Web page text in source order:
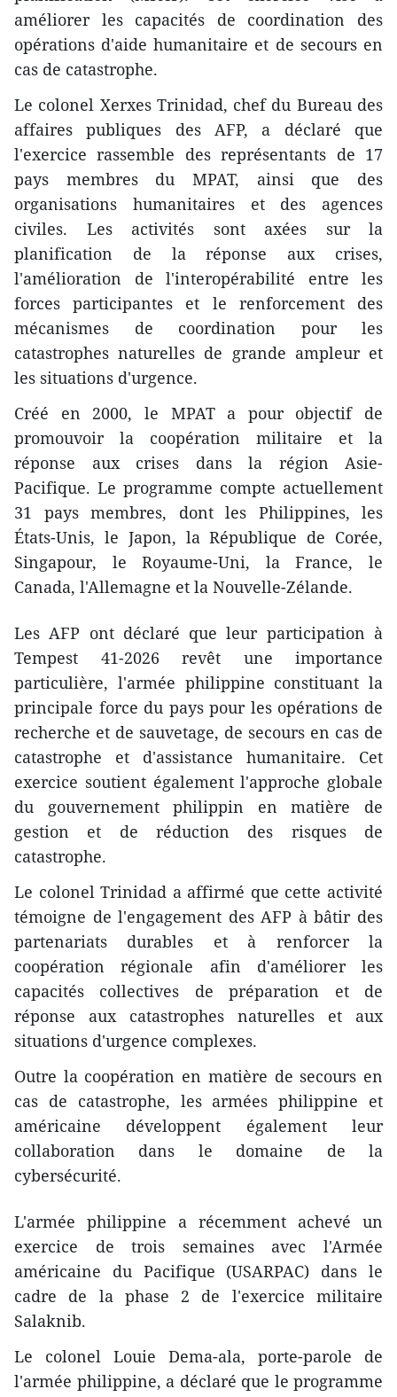
améliorer les capacités de coordination des
opérations d'aide humanitaire et de secours en
cas de catastrophe.
Le colonel Xerxes Trinidad, chef du Bureau des
affaires publiques des AFP, a déclaré que
l'exercice rassemble des représentants de 17
pays membres du MPAT, ainsi que des
organisations humanitaires et des agences
civiles. Les activités sont axées sur la
planification de la réponse aux crises,
l'amélioration de l'interopérabilité entre les
forces participantes et le renforcement des
mécanismes de coordination pour les
catastrophes naturelles de grande ampleur et
les situations d'urgence.
Créé en 2000, le MPAT a pour objectif de
promouvoir la coopération militaire et la
réponse aux crises dans la région Asie-
Pacifique. Le programme compte actuellement
31 pays membres, dont les Philippines, les
États-Unis, le Japon, la République de Corée,
Singapour, le Royaume-Uni, la France, le
Canada, l'Allemagne et la Nouvelle-Zélande.
Les AFP ont déclaré que leur participation à
Tempest 41-2026 revêt une importance
particulière, l'armée philippine constituant la
principale force du pays pour les opérations de
recherche et de sauvetage, de secours en cas de
catastrophe et d'assistance humanitaire. Cet
exercice soutient également l'approche globale
du gouvernement philippin en matière de
gestion et de réduction des risques de
catastrophe.
Le colonel Trinidad a affirmé que cette activité
témoigne de l'engagement des AFP à bâtir des
partenariats durables et à renforcer la
coopération régionale afin d'améliorer les
capacités collectives de préparation et de
réponse aux catastrophes naturelles et aux
situations d'urgence complexes.
Outre la coopération en matière de secours en
cas de catastrophe, les armées philippine et
américaine développent également leur
collaboration dans le domaine de la
cybersécurité.
L'armée philippine a récemment achevé un
exercice de trois semaines avec l'Armée
américaine du Pacifique (USARPAC) dans le
cadre de la phase 2 de l'exercice militaire
Salaknib.
Le colonel Louie Dema-ala, porte-parole de
l'armée philippine, a déclaré que le programme